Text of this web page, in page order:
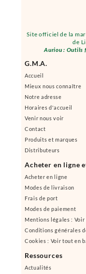
Site officiel de la
de
Auriou : Outils
G.M.A.
Accueil
Mieux nous connaître
Notre adresse
Horaires d'accueil
Venir nous voir
Contact
Produits et marques
Distributeurs
Acheter en ligne
Acheter en ligne
Modes de livraison
Frais de port
Modes de paiement
Mentions légales : Voir
Conditions générales
Cookies : Voir tout en
Ressources
Actualités